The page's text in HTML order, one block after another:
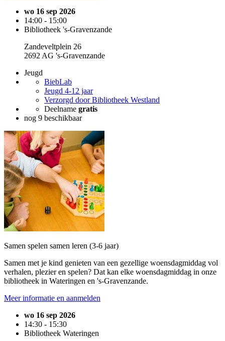
wo 16 sep 2026
14:00 - 15:00
Bibliotheek 's-Gravenzande
Zandeveltplein 26
2692 AG 's-Gravenzande
Jeugd
BiebLab
Jeugd 4-12 jaar
Verzorgd door Bibliotheek Westland
Deelname gratis
nog 9 beschikbaar
Samen spelen samen leren (3-6 jaar)
Samen met je kind genieten van een gezellige woensdagmiddag vol
verhalen, plezier en spelen? Dat kan elke woensdagmiddag in onze
bibliotheek in Wateringen en 's-Gravenzande.
Meer informatie en aanmelden
wo 16 sep 2026
14:30 - 15:30
Bibliotheek Wateringen